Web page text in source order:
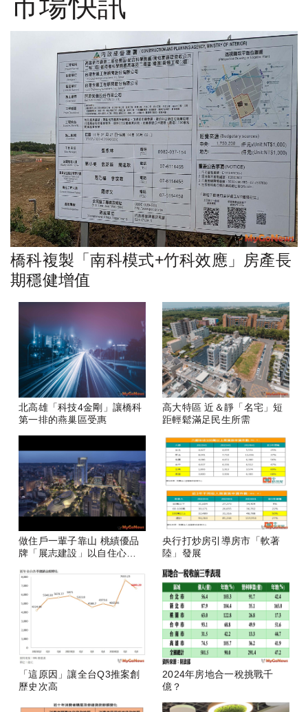
橋科複製「南科模式+竹科效應」房產長
期穩健增值
北高雄「科技4金剛」讓橋科
第一排的燕巢區受惠
高大特區 近＆靜「名宅」短
距輕鬆滿足民生所需
做住戶一輩子靠山 桃績優品
牌「展志建設」以自住心蓋
央行打炒房引導房市「軟著
陸」發展
「這原因」讓全台Q3推案創
歷史次高
2024年房地合一稅挑戰千
億？